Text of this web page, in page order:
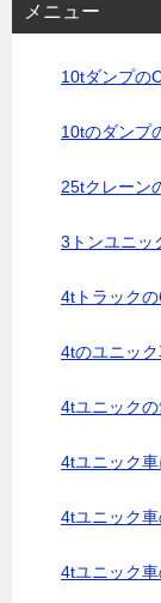
メニュー
10tダンプの
10tのダンプ
25tクレーン
3トンユニッ
4tトラック
4tのユニッ
4tユニック
4tユニック
4tユニック
4tユニック